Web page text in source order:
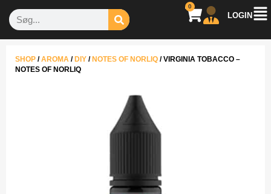
LOGIN
0
SHOP /AROMA / DIY / NOTES OF NORLIQ /VIRGINIA TOBACCO –
NOTES OF NORLIQ